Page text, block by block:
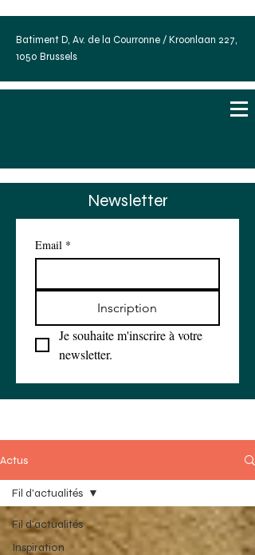
Batiment D, Av. de la Courronne / Kroonlaan 227,
1050 Brussels
Newsletter
Email *
Inscription
Je souhaite m'inscrire à votre
newsletter.
Actus
Fil d'actualités
Inspiration
Fil d'actualités